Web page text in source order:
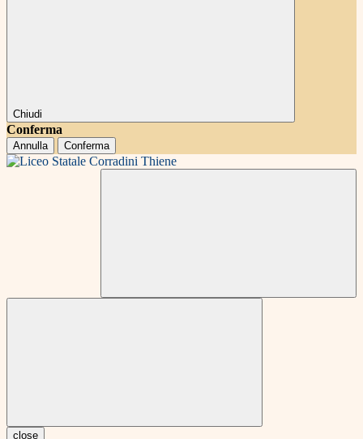
Chiudi
Conferma
Annulla Conferma
close